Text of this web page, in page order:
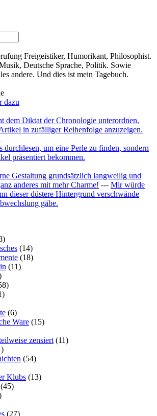
Freigeistiker, Humorikant, Philosophist.
Deutsche Sprache, Politik. Sowie
andere. Und dies ist mein Tagebuch.
dazu
dem Diktat der Chronologie unterordnen,
in zufälliger Reihenfolge anzuzeigen.
durchlesen, um eine Perle zu finden, sondern
präsentiert bekommen.
Gestaltung grundsätzlich langweilig und
anderes mit mehr Charme! --- Mir würde
dieser düstere Hintergrund verschwände
gäbe.
(14)
(18)
(11)
(6)
Ware (15)
zensiert (11)
(54)
Klubs (13)
(45)
(27)